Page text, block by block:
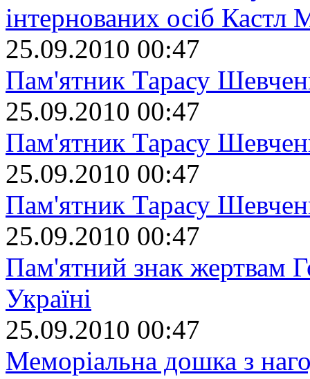
інтернованих осіб Кастл
25.09.2010 00:47
Пам'ятник Тарасу
25.09.2010 00:47
Пам'ятник Тарасу
25.09.2010 00:47
Пам'ятник Тарасу
25.09.2010 00:47
Пам'ятний знак жертвам
Україні
25.09.2010 00:47
Меморіальна дошка з